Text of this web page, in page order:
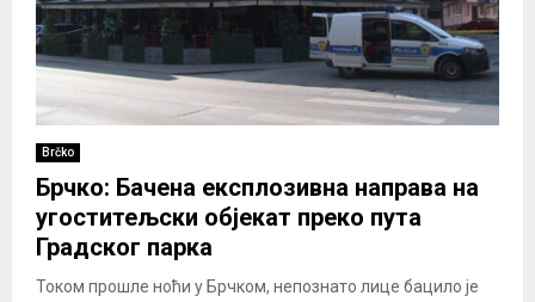
Brčko
Брчко: Бачена експлозивна направа на
угоститељски објекат преко пута
Градског парка
Током прошле ноћи у Брчком, непознато лице бацило је